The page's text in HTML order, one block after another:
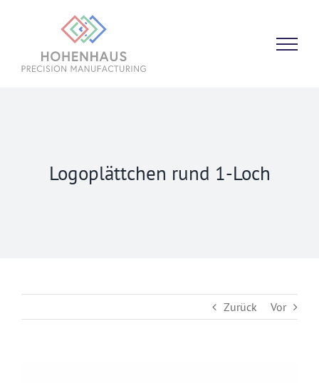
springen
Logoplättchen rund 1-Loch
Zurück Vor